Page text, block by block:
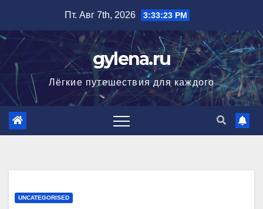
содержимому
Пт. Авг 7th, 2026 3:33:24 PM
gylena.ru
Лёгкие путешествия для каждого
UNCATEGORISED